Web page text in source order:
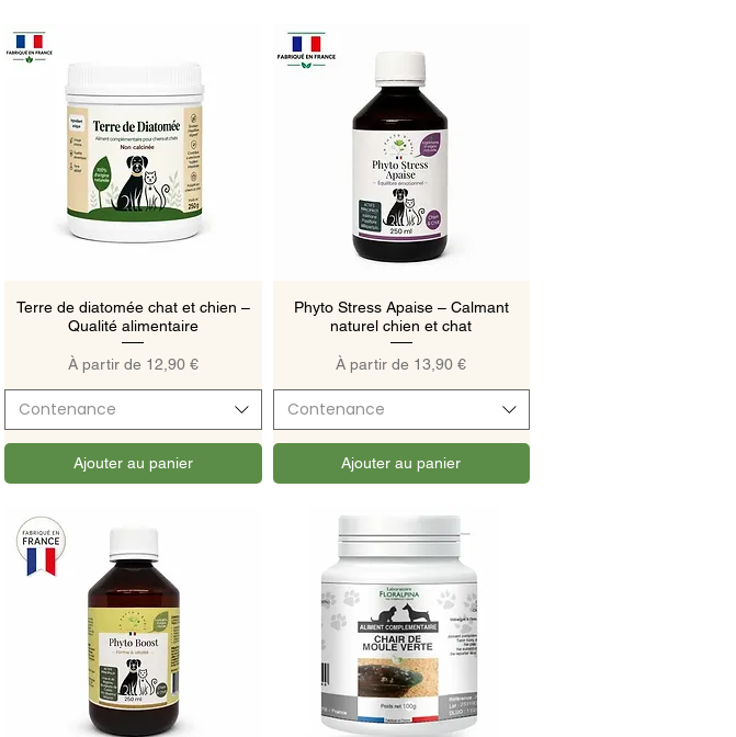
Aperçu rapide
Terre de diatomée chat et chien –
Qualité alimentaire
À partir de 12,90 €
Prix promotionnel
Contenance
Ajouter au panier
Aperçu rapide
Phyto Stress Apaise – Calmant
naturel chien et chat
À partir de 13,90 €
Prix promotionnel
Contenance
Ajouter au panier